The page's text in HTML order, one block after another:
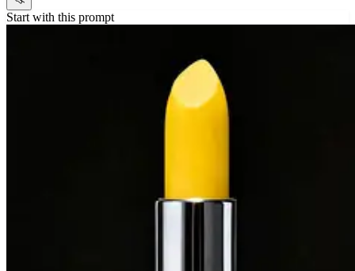
Start with this prompt